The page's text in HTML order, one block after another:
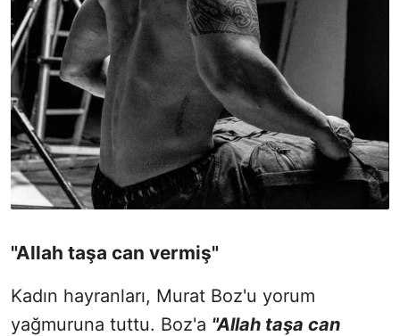
"Allah taşa can vermiş"
Kadın hayranları, Murat Boz'u yorum
yağmuruna tuttu. Boz'a "Allah taşa can